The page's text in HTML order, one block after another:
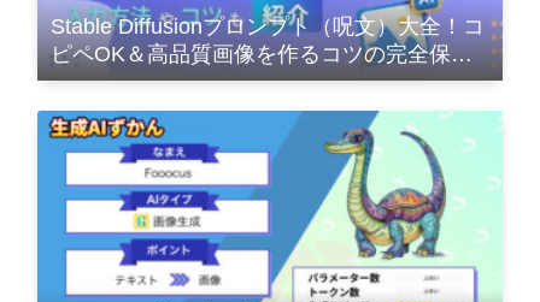
Stable Diffusionプロンプト（呪文）大全！コ
ピペOK＆高品質画像を作るコツの完全保存
版